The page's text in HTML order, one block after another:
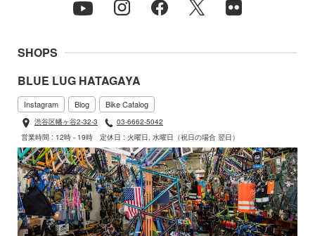
SHOPS
BLUE LUG HATAGAYA
Instagram Blog Bike Catalog
渋谷区幡ヶ谷2-32-3
03-6662-5042
営業時間 : 12時 - 19時
定休日 : 火曜日, 水曜日（祝日の場合 翌日）